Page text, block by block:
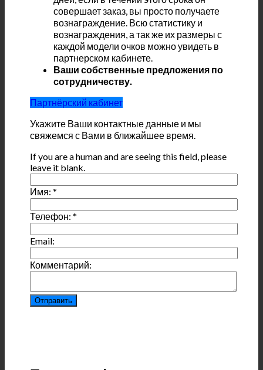
совершает заказ, вы просто получаете
вознаграждение. Всю статистику и
вознаграждения, а так же их размеры с
каждой модели очков можно увидеть в
партнерском кабинете.
Ваши собственные предложения по
сотрудничеству.
Партнёрский кабинет
Укажите Ваши контактные данные и мы
свяжемся с Вами в ближайшее время.
If you are a human and are seeing this field, please
leave it blank.
Имя:*
Телефон:*
Email:
Комментарий: